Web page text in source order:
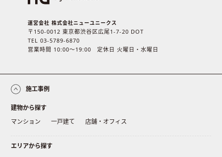
運営会社 株式会社ニューユニークス
〒150-0012 東京都渋谷区広尾1-7-20 DOT
TEL 03-5789-6870
営業時間 10:00〜19:00 定休日 火曜日・水曜日
施工事例
建物から探す
マンション
一戸建て 店舗・オフィス
エリアから探す